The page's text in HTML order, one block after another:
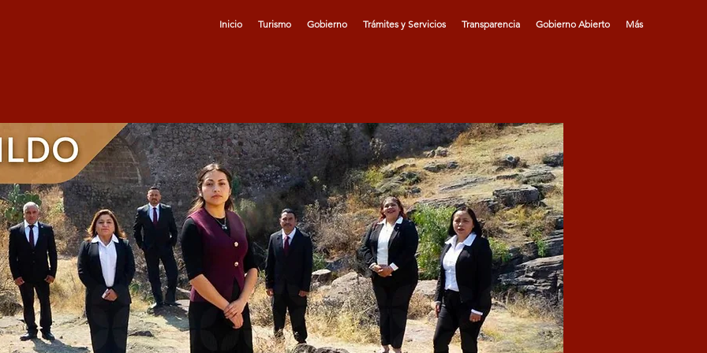
Inicio Turismo Gobierno Trámites y Servicios Transparencia Gobierno Abierto Más